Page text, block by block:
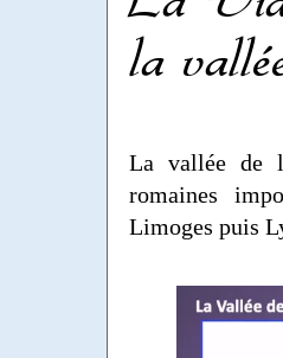
la
La vallée de
romaines
Limoges puis